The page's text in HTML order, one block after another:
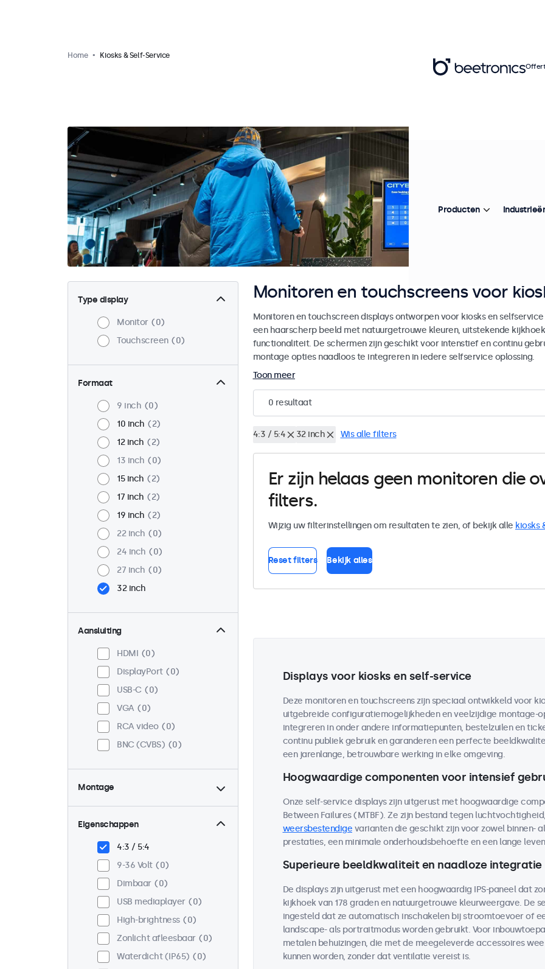
Home Kiosks & Self-Service
Type display
Monitor
0
Touchscreen
0
Formaat
9 inch
0
10 inch
2
12 inch
2
13 inch
0
15 inch
2
17 inch
2
19 inch
2
22 inch
0
24 inch
0
27 inch
0
32 inch
Aansluiting
HDMI
0
DisplayPort
0
USB-C
0
VGA
0
RCA video
0
BNC (CVBS)
0
Montage
Desktop
0
Wand
Panel mount
Inbouw
0
Rackmontage (19 inch)
VESA 75 x 75
VESA 100 x 100
0
Eigenschappen
4:3 / 5:4
9-36 Volt
0
Dimbaar
0
USB mediaplayer
0
High-brightness
0
Zonlicht afleesbaar
0
Waterdicht (IP65)
0
Monitoren en touchscreens voor
Monitoren en touchscreen displays ontworpen voor kiosks en
een haarscherp beeld met natuurgetrouwe kleuren, uitstekende
functionaliteit. De schermen zijn geschikt voor intenstief en continu
montage opties naadloos te integreren in iedere selfservice oplossing.
Toon meer
0 resultaat
4:3 / 5:4 32 inch Wis alle filters
Er zijn helaas geen monitoren die
filters.
Wijzig uw filterinstellingen om resultaten te zien, of bekijk alle kiosks
Reset filters Bekijk alles
Displays voor kiosks en self-service
Deze monitoren en touchscreens zijn speciaal ontwikkeld voor
uitgebreide configuratiemogelijkheden en veelzijdige montage-
integreren in onder andere informatiepunten, bestelzuilen en
continu publiek gebruik en garanderen een perfecte
een jarenlange, betrouwbare werking in elke omgeving.
Hoogwaardige componenten voor intensief
Onze self-service displays zijn uitgerust met hoogwaardige
Between Failures (MTBF). Ze zijn bestand tegen
weersbestendige varianten die geschikt zijn voor zowel binnen-
prestaties, een minimale onderhoudsbehoefte en een lange
Superieure beeldkwaliteit en naadloze integratie
De displays zijn uitgerust met een hoogwaardig IPS-paneel dat
kijkhoek van 178 graden en natuurgetrouwe kleurweergave. De
ingesteld dat ze automatisch inschakelen bij stroomtoevoer of
landscape- als portraitmodus worden gebruikt. Voor
metalen behuizingen, die met de meegeleverde accessoires
kunnen worden, zonder dat ventilatie vereist is.
Producten